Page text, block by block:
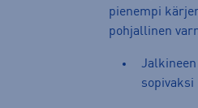
pienempi
pohjallinen
sopivaksi